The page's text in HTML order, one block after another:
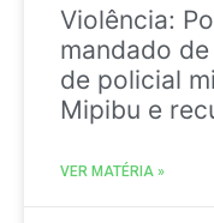
Violência:
mandado
de policial
Mipibu e
VER MATÉRIA »